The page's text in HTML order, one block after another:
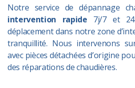
Notre service de dépannage
intervention rapide 7j/7 et
déplacement dans notre zone
tranquillité. Nous intervenons
avec pièces détachées d’origine
des réparations de chaudières.